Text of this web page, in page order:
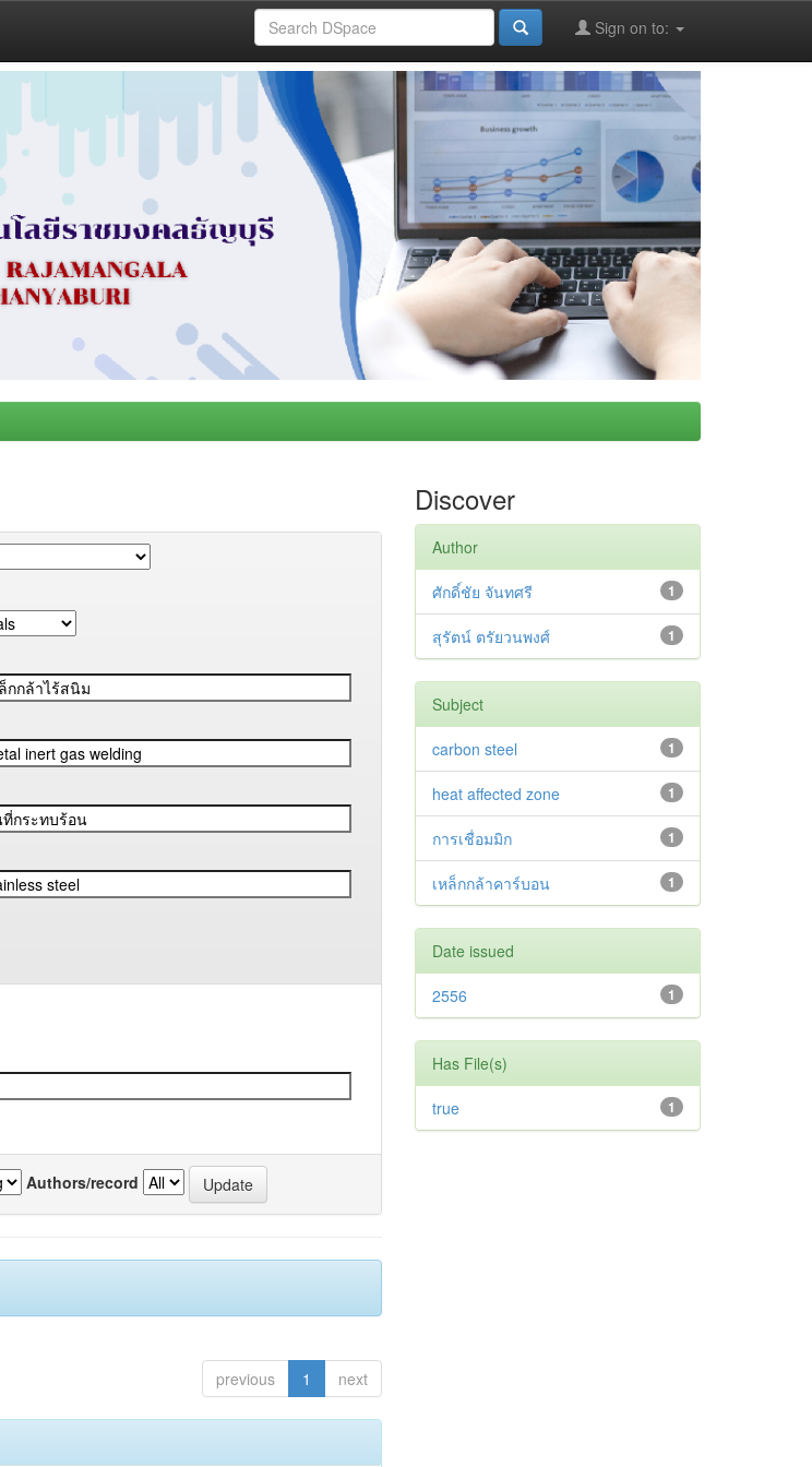
Sign on to:
Authors/record
previous 1 next
Discover
Author
1
ศักดิ์ชัย จันทศรี
1
สุรัตน์ ตรัยวนพงศ์
Subject
1
carbon steel
1
heat affected zone
1
การเชื่อมมิก
1
เหล็กกล้าคาร์บอน
Date issued
1
2556
Has File(s)
1
true